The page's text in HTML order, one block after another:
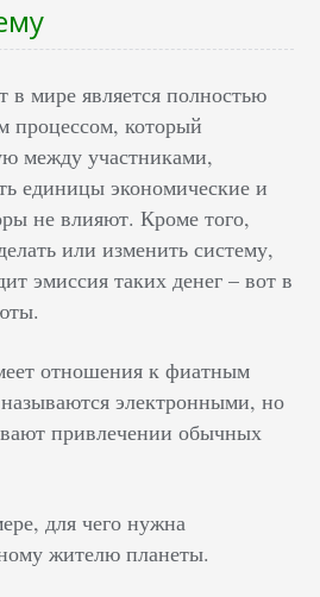
в мире является полностью
процессом, который
между участниками,
единицы экономические и
не влияют. Кроме того,
или изменить систему,
эмиссия таких денег – вот в
отношения к фиатным
электронными, но
привлечении обычных
для чего нужна
жителю планеты.